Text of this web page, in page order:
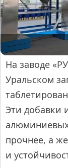
На заводе
Уральском
Эти добавки
прочнее, а
и